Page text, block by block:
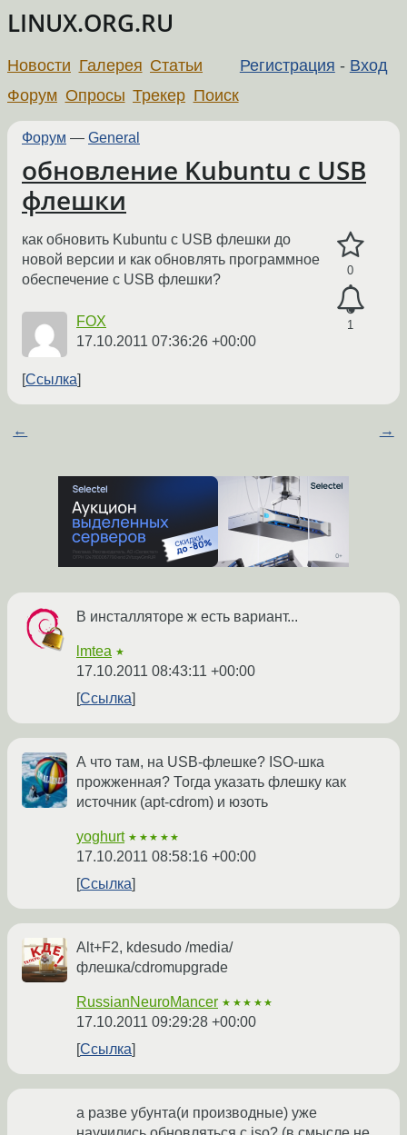
LINUX.ORG.RU
Регистрация - Вход
Новости Галерея Статьи
Форум Опросы Трекер Поиск
Форум — General
обновление Kubuntu с USB
флешки
0
1
как обновить Kubuntu с USB флешки до
новой версии и как обновлять программное
обеспечение с USB флешки?
FOX
17.10.2011 07:36:26 +00:00
Ссылка
← →
В инсталляторе ж есть вариант...
lmtea ★
17.10.2011 08:43:11 +00:00
Ссылка
А что там, на USB-флешке? ISO-шка
прожженная? Тогда указать флешку как
источник (apt-cdrom) и юзоть
yoghurt ★★★★★
17.10.2011 08:58:16 +00:00
Ссылка
Alt+F2, kdesudo /media/
флешка/cdromupgrade
RussianNeuroMancer ★★★★★
17.10.2011 09:29:28 +00:00
Ссылка
а разве убунта(и производные) уже